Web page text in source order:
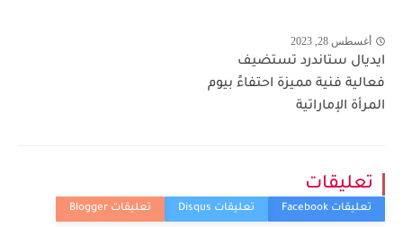
أغسطس 28, 2023
ايديال ستاندرد تستضيف
فعالية فنية مميزة احتفاءً بيوم
المرأة الإماراتية
تعليقات